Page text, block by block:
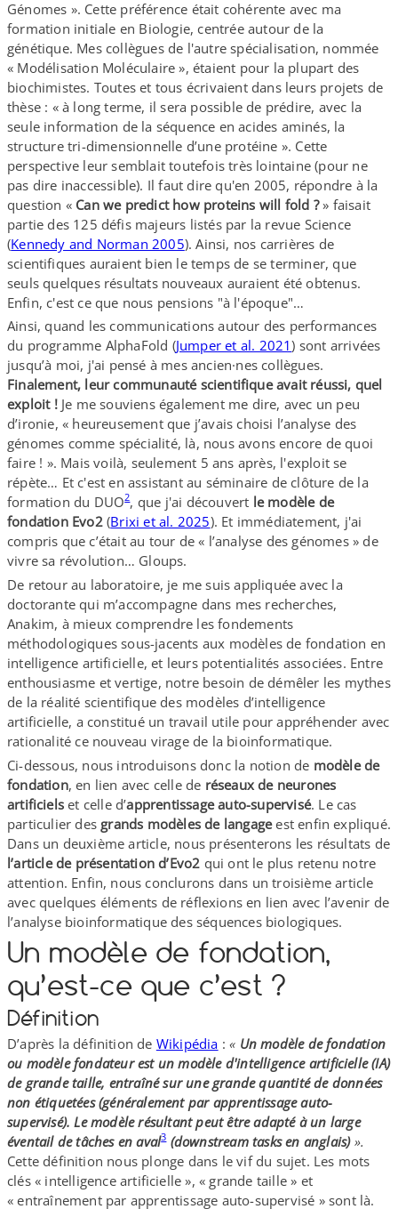
Génomes ». Cette préférence était cohérente avec ma
formation initiale en Biologie, centrée autour de la
génétique. Mes collègues de l'autre spécialisation, nommée
« Modélisation Moléculaire », étaient pour la plupart des
biochimistes. Toutes et tous écrivaient dans leurs projets de
thèse : « à long terme, il sera possible de prédire, avec la
seule information de la séquence en acides aminés, la
structure tri-​dimensionnelle d’une protéine ». Cette
perspective leur semblait toutefois très lointaine (pour ne
pas dire inaccessible). Il faut dire qu'en 2005, répondre à la
question « Can we predict how proteins will fold ?» faisait
partie des 125 défis majeurs listés par la revue Science
(Kennedy and Norman 2005). Ainsi, nos carrières de
scientifiques auraient bien le temps de se terminer, que
seuls quelques résultats nouveaux auraient été obtenus.
Enfin, c'est ce que nous pensions "à l'époque"…
Ainsi, quand les communications autour des performances
du programme AlphaFold (Jumper et al. 2021) sont arrivées
jusqu’à moi, j'ai pensé à mes ancien·nes collègues.
Finalement, leur communauté scientifique avait réussi, quel
exploit !Je me souviens également me dire, avec un peu
d’ironie, « heureusement que j’avais choisi l’analyse des
génomes comme spécialité, là, nous avons encore de quoi
faire ! ». Mais voilà, seulement 5 ans après, l'exploit se
répète… Et c'est en assistant au séminaire de clôture de la
formation du DUO2, que j'ai découvert le modèle de
fondation Evo2(Brixi et al. 2025). Et immédiatement, j'ai
compris que c’était au tour de « l’analyse des génomes » de
vivre sa révolution… Gloups.
De retour au laboratoire, je me suis appliquée avec la
doctorante qui m’accompagne dans mes recherches,
Anakim, à mieux comprendre les fondements
méthodologiques sous-​jacents aux modèles de fondation en
intelligence artificielle, et leurs potentialités associées. Entre
enthousiasme et vertige, notre besoin de démêler les mythes
de la réalité scientifique des modèles d’intelligence
artificielle, a constitué un travail utile pour appréhender avec
rationalité ce nouveau virage de la bioinformatique.
Ci-​dessous, nous introduisons donc la notion de modèle de
fondation, en lien avec celle de réseaux de neurones
artificiels et celle d’apprentissage auto-​supervisé. Le cas
particulier des grands modèles de langageest enfin expliqué.
Dans un deuxième article, nous présenterons les résultats de
l’article de présentation d’Evo2 qui ont le plus retenu notre
attention. Enfin, nous conclurons dans un troisième article
avec quelques éléments de réflexions en lien avec l’avenir de
l’analyse bioinformatique des séquences biologiques.
Un modèle de fondation,
qu’est-ce que c’est ?
Définition
D’après la définition de Wikipédia :« Un modèle de fondation
ou modèle fondateur est un modèle d'intelligence artificielle (IA)
de grande taille, entraîné sur une grande quantité de données
non étiquetées (généralement par apprentissage auto-​
supervisé). Le modèle résultant peut être adapté à un large
éventail de tâches en aval3(downstream tasks en anglais)».
Cette définition nous plonge dans le vif du sujet. Les mots
clés « intelligence artificielle », « grande taille » et
« entraînement par apprentissage auto-​supervisé » sont là.